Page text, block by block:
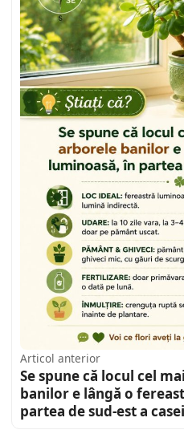
Articol anterior
Se spune că locul cel
banilor e lângă o
partea de sud-est a